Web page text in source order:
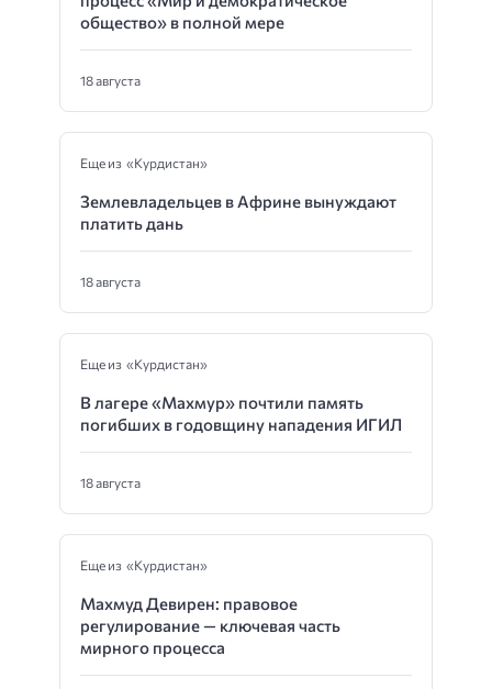
общество» в полной мере
18 августа
Еще из «Курдистан»
Землевладельцев в Африне вынуждают
платить дань
18 августа
Еще из «Курдистан»
В лагере «Махмур» почтили память
погибших в годовщину нападения ИГИЛ
18 августа
Еще из «Курдистан»
Махмуд Девирен: правовое
регулирование — ключевая часть
мирного процесса